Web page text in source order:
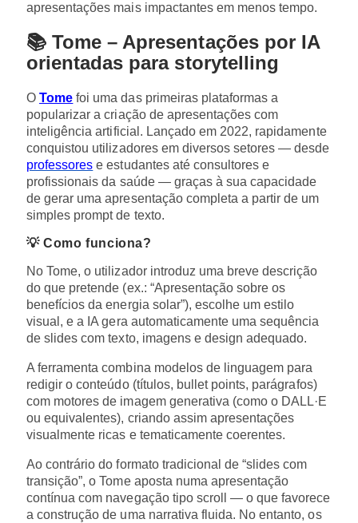
apresentações mais impactantes em menos tempo.
📚 Tome – Apresentações por IA
orientadas para storytelling
OTome foi uma das primeiras plataformas a
popularizar a criação de apresentações com
inteligência artificial. Lançado em 2022, rapidamente
conquistou utilizadores em diversos setores — desde
professores e estudantes até consultores e
profissionais da saúde — graças à sua capacidade
de gerar uma apresentação completa a partir de um
simples prompt de texto.
💡 Como funciona?
No Tome, o utilizador introduz uma breve descrição
do que pretende (ex.: “Apresentação sobre os
benefícios da energia solar”), escolhe um estilo
visual, e a IA gera automaticamente uma sequência
de slides com texto, imagens e design adequado.
A ferramenta combina modelos de linguagem para
redigir o conteúdo (títulos, bullet points, parágrafos)
com motores de imagem generativa (como o DALL·E
ou equivalentes), criando assim apresentações
visualmente ricas e tematicamente coerentes.
Ao contrário do formato tradicional de “slides com
transição”, o Tome aposta numa apresentação
contínua com navegação tipo scroll — o que favorece
a construção de uma narrativa fluida. No entanto, os